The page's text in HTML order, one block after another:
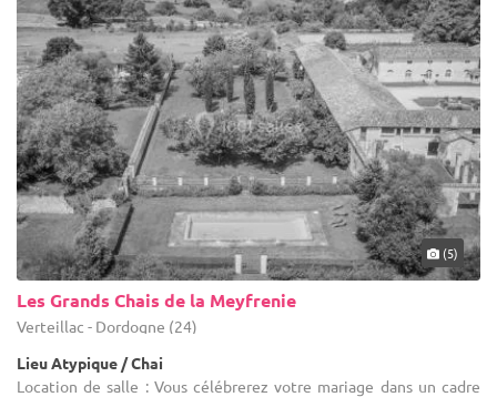
(5)
Les Grands Chais de la Meyfrenie
Verteillac - Dordogne (24)
Lieu Atypique / Chai
Location de salle : Vous célébrerez votre mariage dans un cadre